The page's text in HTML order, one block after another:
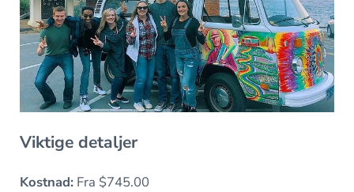
Viktige detaljer
Kostnad:Fra $745.00